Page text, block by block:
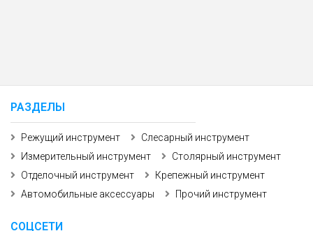
РАЗДЕЛЫ
Режущий инструмент
Слесарный инструмент
Измерительный инструмент
Столярный инструмент
Отделочный инструмент
Крепежный инструмент
Автомобильные аксессуары
Прочий инструмент
СОЦСЕТИ